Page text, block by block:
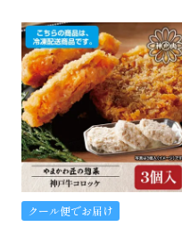
クール便でお届け